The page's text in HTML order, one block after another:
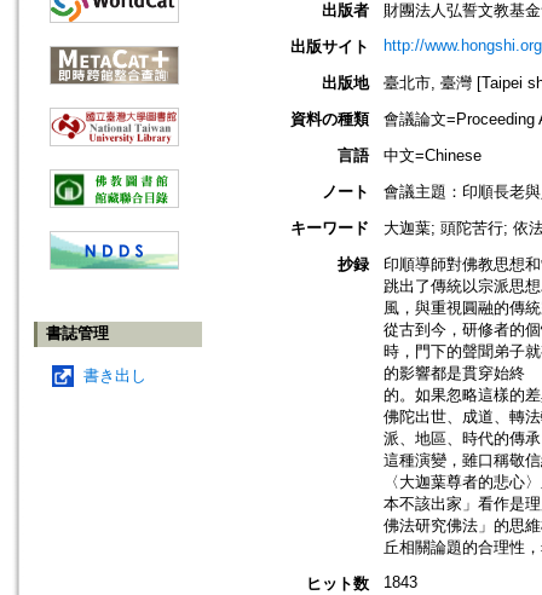
書誌管理
書き出し
出版者
財團法人弘誓文教基
出版サイト
http://
出版地
臺北市, 臺灣 [Taipei
資料の種類
會議論文=Proceeding
言語
中文=Chinese
ノート
會議主題：印順長老
キーワード
大迦葉; 頭陀苦行; 依
抄録
印順導師對佛教思想
跳出了傳統以宗派思
風，與重視圓融的傳
從古到今，研修者的
時，門下的聲聞弟子
的影響都是貫穿始終
的。如果忽略這樣的
佛陀出世、成道、轉
派、地區、時代的傳
這種演變，雖口稱敬
〈大迦葉尊者的悲心
本不該出家」看作是
佛法研究佛法」的思
丘相關論題的合理性
ヒット数
1843